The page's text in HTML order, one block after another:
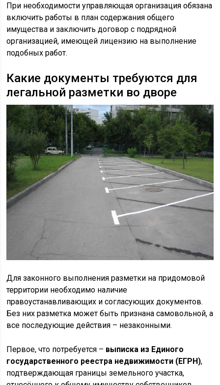
При необходимости управляющая организация обязана
включить работы в план содержания общего
имущества и заключить договор с подрядной
организацией, имеющей лицензию на выполнение
подобных работ.
Какие документы требуются для
легальной разметки во дворе
Для законного выполнения разметки на придомовой
территории необходимо наличие
правоустанавливающих и согласующих документов.
Без них разметка может быть признана самовольной, а
все последующие действия – незаконными.
Первое, что потребуется – выписка из Единого
государственного реестра недвижимости (ЕГРН),
подтверждающая границы земельного участка,